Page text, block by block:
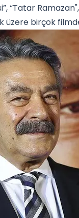
“Tatar
üzere birçok